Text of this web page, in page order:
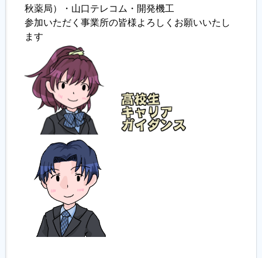
秋薬局）・山口テレコム・開発機工
参加いただく事業所の皆様よろしくお願いいたし
ます